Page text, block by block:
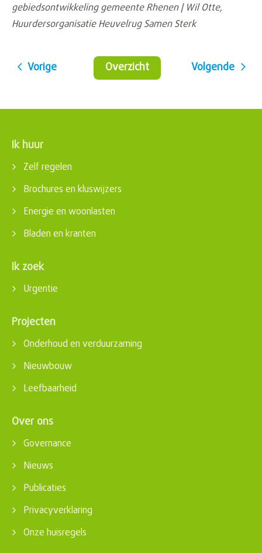
gebiedsontwikkeling gemeente Rhenen | Wil Otte,
Huurdersorganisatie Heuvelrug Samen Sterk
Volgende
Overzicht
Vorige
Contactinformatie
Ik huur
Zelf regelen
Brochures en kluswijzers
Energie en woonlasten
Bladen en kranten
Ik zoek
Urgentie
Projecten
Onderhoud en verduurzaming
Nieuwbouw
Leefbaarheid
Over ons
Governance
Nieuws
Publicaties
Privacyverklaring
Onze huisregels